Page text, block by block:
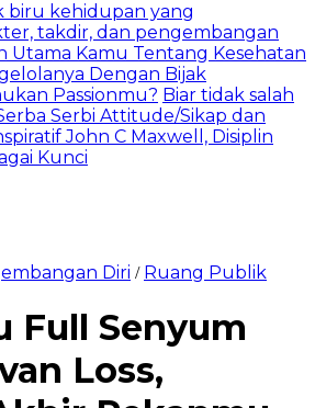
biru kehidupan yang
takdir, dan pengembangan
Utama Kamu Tentang Kesehatan
Dengan Bijak
Passionmu? Biar tidak salah
Serbi Attitude/Sikap dan
John C Maxwell, Disiplin
Kunci
Diri / Ruang Publik
Full Senyum
Loss,